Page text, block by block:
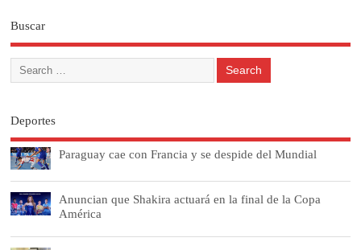
Buscar
Deportes
Paraguay cae con Francia y se despide del Mundial
Anuncian que Shakira actuará en la final de la Copa
América